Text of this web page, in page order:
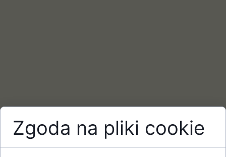
Zgoda na pliki cookie